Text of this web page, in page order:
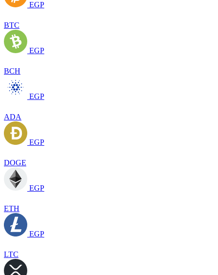
EGP
BTC
EGP
BCH
EGP
ADA
EGP
DOGE
EGP
ETH
EGP
LTC